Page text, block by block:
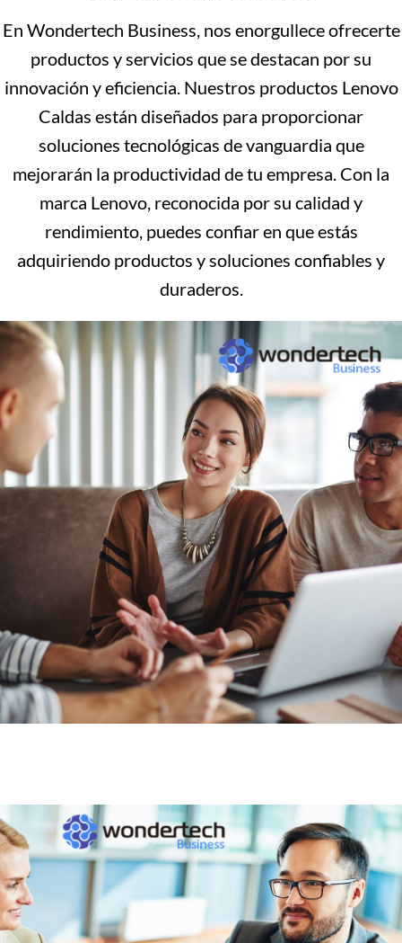
En Wondertech Business, nos enorgullece ofrecerte
productos y servicios que se destacan por su
innovación y eficiencia. Nuestros productos Lenovo
Caldas están diseñados para proporcionar
soluciones tecnológicas de vanguardia que
mejorarán la productividad de tu empresa. Con la
marca Lenovo, reconocida por su calidad y
rendimiento, puedes confiar en que estás
adquiriendo productos y soluciones confiables y
duraderos.